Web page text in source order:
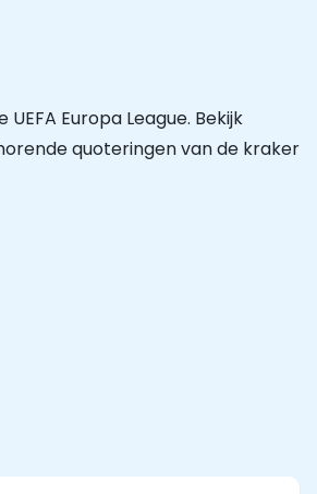
Europa League. Bekijk
quoteringen van de kraker